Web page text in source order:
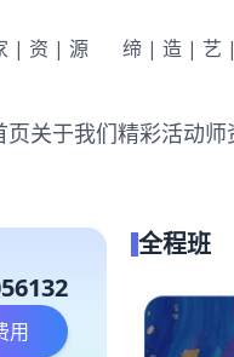
|资|源 缔|造|
页关于我们精彩活动师
用
全程班